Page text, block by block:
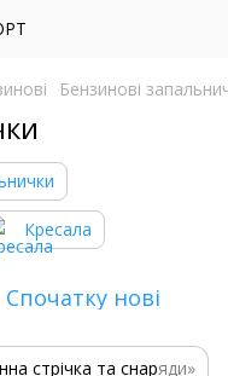
Бензинові
Кресала
Спочатку нові